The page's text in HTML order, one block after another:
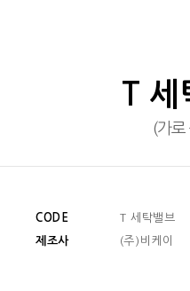
T 세
(가로
CODE
T 세탁밸브
제조사
(주)비케이